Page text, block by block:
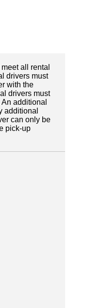
all rental
drivers must
with the
drivers must
additional
additional
can only be
pick-up